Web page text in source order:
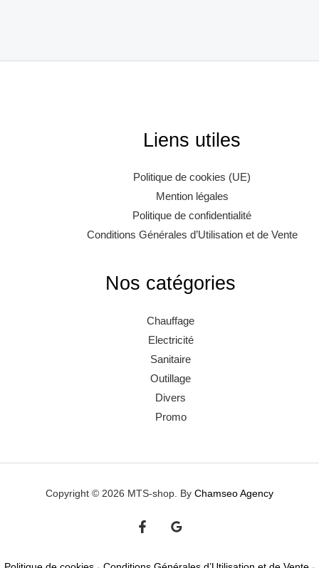
Liens utiles
Politique de cookies (UE)
Mention légales
Politique de confidentialité
Conditions Générales d’Utilisation et de Vente
Nos catégories
Chauffage
Electricité
Sanitaire
Outillage
Divers
Promo
Copyright © 2026 MTS-shop. By Chamseo Agency